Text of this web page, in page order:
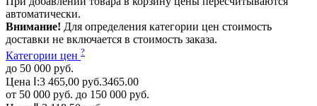
автоматически.
Внимание! Для определения категории цен стоимость
доставки не включается в стоимость заказа.
Категории цен ?
до 50 000 руб.
Цена Ⅰ:3 465,00 руб.3465.00
от 50 000 руб. до 150 000 руб.